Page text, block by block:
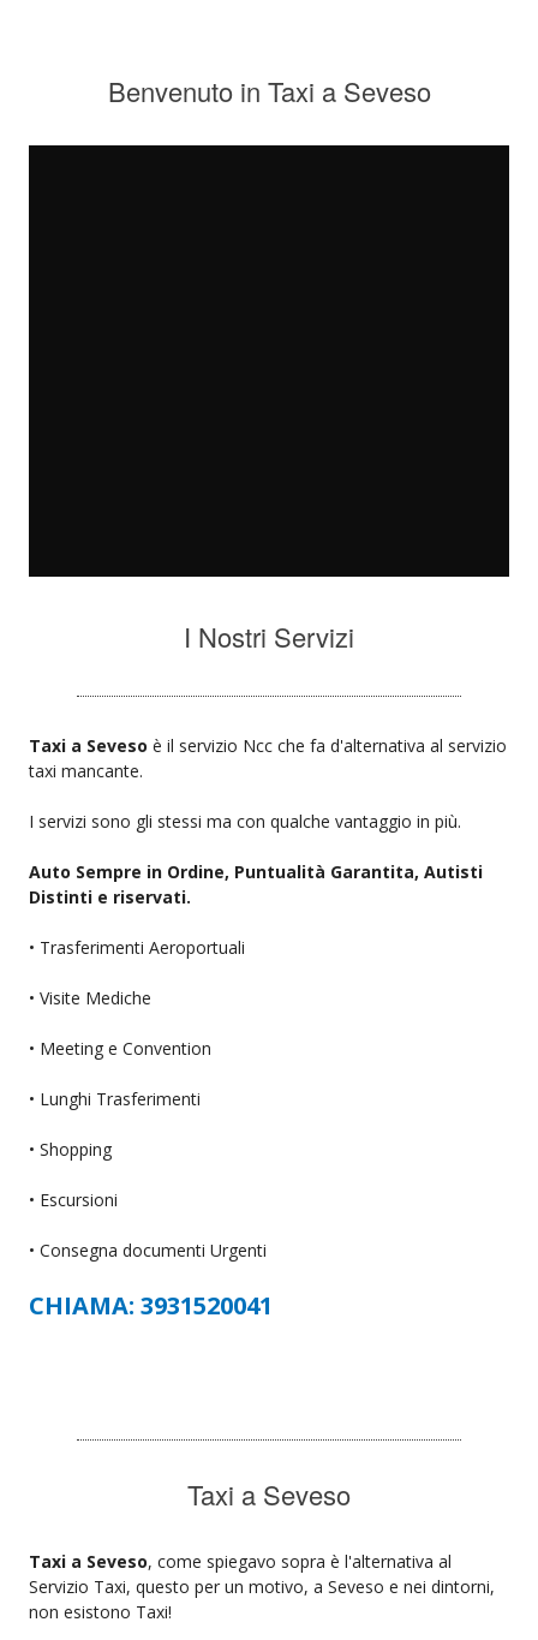
Benvenuto in Taxi a Seveso
I Nostri Servizi
Taxi a Seveso è il servizio Ncc che fa d'alternativa al servizio
taxi mancante.
I servizi sono gli stessi ma con qualche vantaggio in più.
Auto Sempre in Ordine, Puntualità Garantita, Autisti
Distinti e riservati.
• Trasferimenti Aeroportuali
• Visite Mediche
• Meeting e Convention
• Lunghi Trasferimenti
• Shopping
• Escursioni
• Consegna documenti Urgenti
CHIAMA: 3931520041
Taxi a Seveso
Taxi a Seveso, come spiegavo sopra è l'alternativa al
Servizio Taxi, questo per un motivo, a Seveso e nei dintorni,
non esistono Taxi!